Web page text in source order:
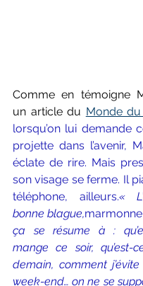
Comme en témoigne
un article du Monde
lorsqu’on lui demande
projette dans l’avenir,
éclate de rire. Mais
son visage se ferme. Il
téléphone, ailleurs.«
bonne blague,
ça se résume à :
mange ce soir,
demain, comment
week-end… on ne se